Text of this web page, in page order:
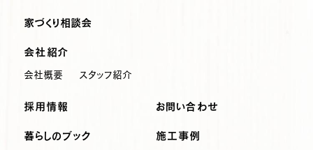
家づくり相談会
会社紹介
会社概要 スタッフ紹介
採用情報 お問い合わせ
暮らしのブック 施工事例